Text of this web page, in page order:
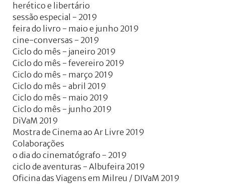
herético e libertário
sessão especial - 2019
feira do livro - maio e junho 2019
cine-conversas - 2019
Ciclo do mês - janeiro 2019
Ciclo do mês - fevereiro 2019
Ciclo do mês - março 2019
Ciclo do mês - abril 2019
Ciclo do mês - maio 2019
Ciclo do mês - junho 2019
DiVaM 2019
Mostra de Cinema ao Ar Livre 2019
Colaborações
o dia do cinematógrafo - 2019
ciclo de aventuras - Albufeira 2019
Oficina das Viagens em Milreu / DIVaM 2019